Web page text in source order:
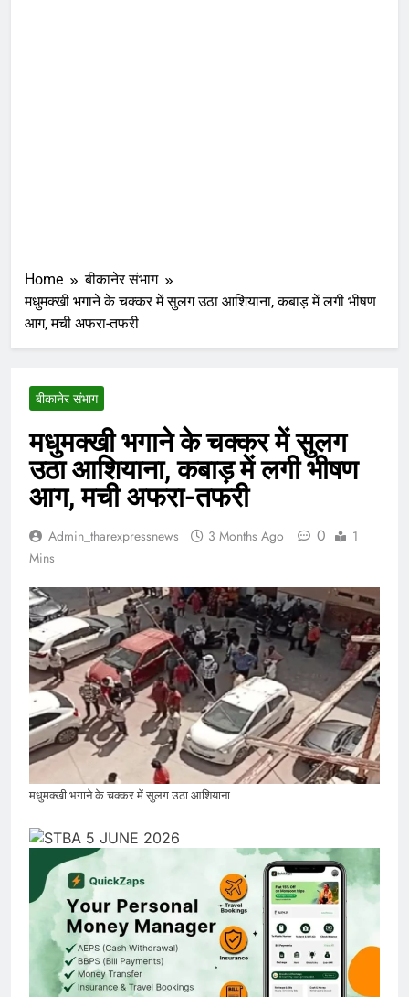
Home
बीकानेर संभाग
मधुमक्खी भगाने के चक्कर में सुलग उठा आशियाना, कबाड़ में लगी भीषण
आग, मची अफरा-तफरी
बीकानेर संभाग
मधुमक्खी भगाने के चक्कर में सुलग
उठा आशियाना, कबाड़ में लगी भीषण
आग, मची अफरा-तफरी
Admin_tharexpressnews 3 Months Ago 0
1
Mins
मधुमक्खी भगाने के चक्कर में सुलग उठा आशियाना